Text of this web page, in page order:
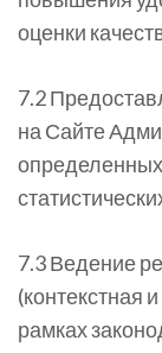
оценки
7.2
на Сайте
7.3 Ведение
(контекстная
рамках